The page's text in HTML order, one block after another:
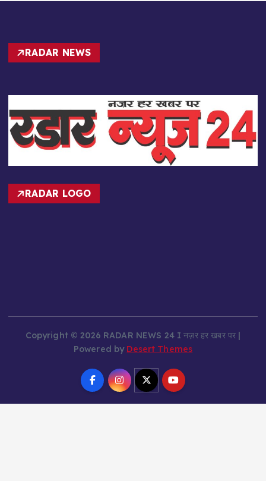
RADAR NEWS
RADAR LOGO
Copyright © 2026 RADAR NEWS 24 I नज़र हर खबर पर |
Powered by Desert Themes